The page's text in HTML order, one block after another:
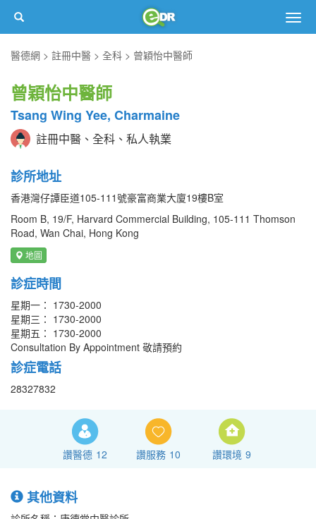
醫德網
註冊中醫 全科 曾穎怡中醫師
曾穎怡中醫師
Tsang Wing Yee, Charmaine
註冊中醫、全科、私人執業
診所地址
香港灣仔譚臣道105-111號豪富商業大廈19樓B室
Room B, 19/F, Harvard Commercial Building, 105-111 Thomson
Road, Wan Chai, Hong Kong
地圖
診症時間
星期一： 1730-2000
星期三： 1730-2000
星期五： 1730-2000
Consultation By Appointment 敬請預約
診症電話
28327832
讚醫德 12 讚服務 10 讚環境 9
其他資料